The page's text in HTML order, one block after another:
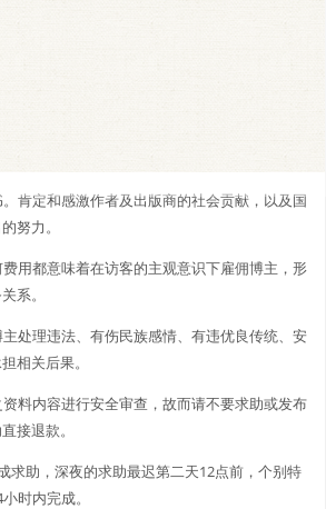
肯定和感激作者及出版商的社会贡献，以及国
努力。
用都意味着在访客的主观意识下雇佣博主，形
系。
处理违法、有伤民族感情、有违优良传统、安
相关后果。
料内容进行安全审查，故而请不要求助或发布
接退款。
求助，深夜的求助最迟第二天12点前，个别特
时内完成。